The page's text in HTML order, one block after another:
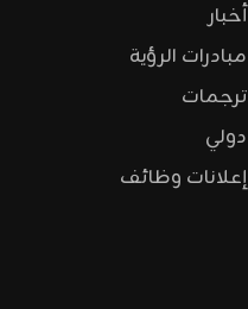
أخبار
مبادرات الرؤية
ترجمات
دولي
إعلانات وظائف